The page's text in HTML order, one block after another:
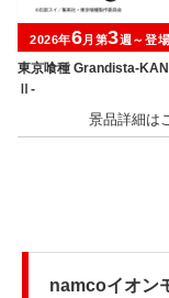
東京喰種 Grandista-
Ⅱ-
2026年6月第3週～登場
namcoイオン